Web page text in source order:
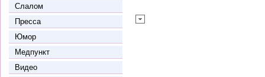
Слалом
Пресса
Юмор
Медпункт
Видео